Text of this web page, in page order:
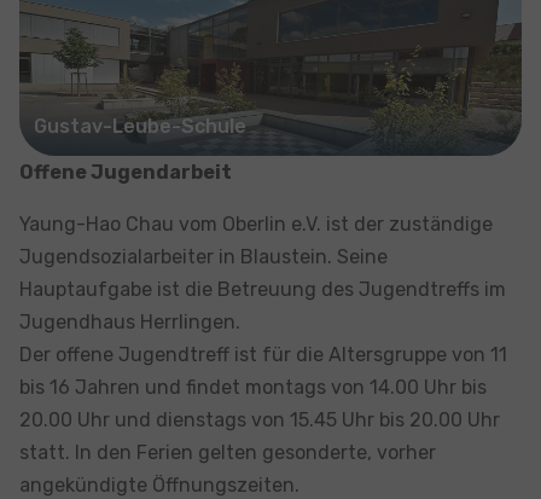
Gustav-Leube-Schule
Offene Jugendarbeit
Yaung-Hao Chau vom Oberlin e.V. ist der zuständige
Jugendsozialarbeiter in Blaustein. Seine
Hauptaufgabe ist die Betreuung des Jugendtreffs im
Jugendhaus Herrlingen.
Der offene Jugendtreff ist für die Altersgruppe von 11
bis 16 Jahren und findet montags von 14.00 Uhr bis
20.00 Uhr und dienstags von 15.45 Uhr bis 20.00 Uhr
statt. In den Ferien gelten gesonderte, vorher
angekündigte Öffnungszeiten.